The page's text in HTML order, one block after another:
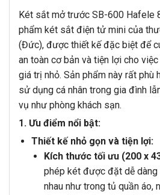
Két sắt mở trước SB-600 Hafele
phẩm két sắt điện tử mini của
(Đức), được thiết kế đặc biệt để
an toàn cơ bản và tiện lợi cho
giá trị nhỏ. Sản phẩm này rất phù
sử dụng cá nhân trong gia đình
vụ như phòng khách sạn.
1. Ưu điểm nổi bật:
Thiết kế nhỏ gọn và tiện lợi:
Kích thước tối ưu (200 x
phép két được đặt dễ dàng
nhau như trong tủ quần áo,